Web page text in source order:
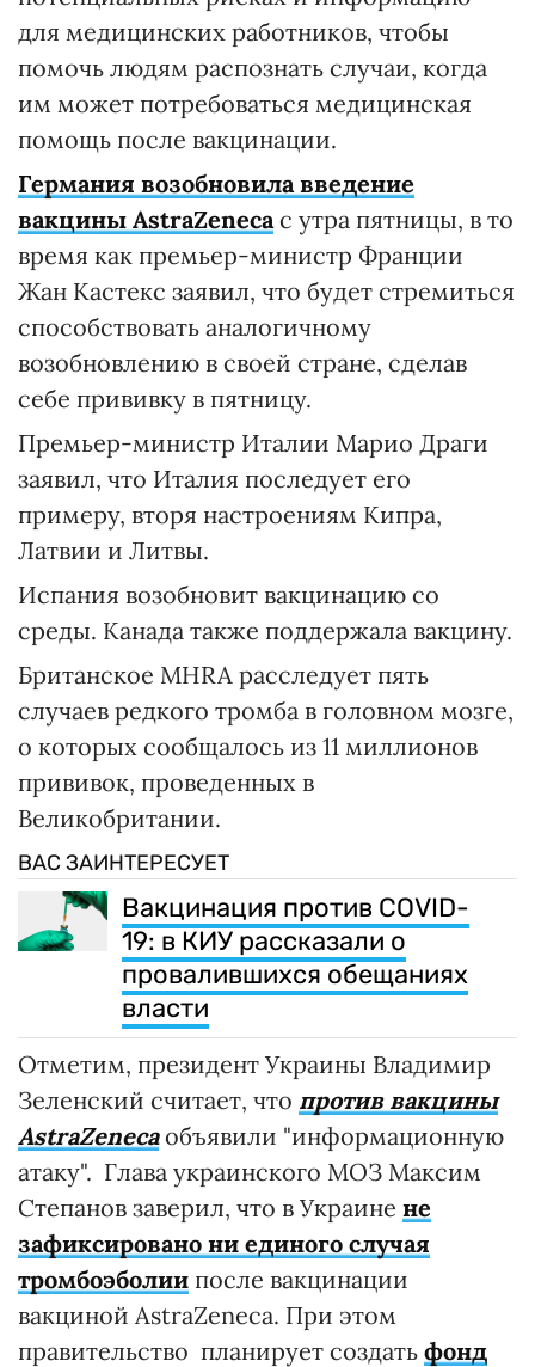
для медицинских работников, чтобы
помочь людям распознать случаи, когда
им может потребоваться медицинская
помощь после вакцинации.
Германия возобновила введение
вакцины AstraZeneca с утра пятницы, в то
время как премьер-министр Франции
Жан Кастекс заявил, что будет стремиться
способствовать аналогичному
возобновлению в своей стране, сделав
себе прививку в пятницу.
Премьер-министр Италии Марио Драги
заявил, что Италия последует его
примеру, вторя настроениям Кипра,
Латвии и Литвы.
Испания возобновит вакцинацию со
среды. Канада также поддержала вакцину.
Британское MHRA расследует пять
случаев редкого тромба в головном мозге,
о которых сообщалось из 11 миллионов
прививок, проведенных в
Великобритании.
ВАС ЗАИНТЕРЕСУЕТ
Вакцинация против COVID-
19: в КИУ рассказали о
провалившихся обещаниях
власти
Отметим, президент Украины Владимир
Зеленский считает, что против вакцины
AstraZenecaобъявили "информационную
атаку". Глава украинского МОЗ Максим
Степанов заверил, что в Украине не
зафиксировано ни единого случая
тромбоэболии после вакцинации
вакциной AstraZeneca. При этом
правительство планирует создать фонд